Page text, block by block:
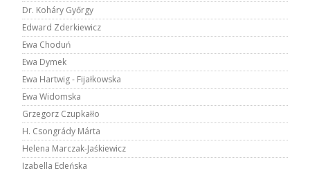
Dr. Koháry Győrgy
Edward Zderkiewicz
Ewa Choduń
Ewa Dymek
Ewa Hartwig - Fijałkowska
Ewa Widomska
Grzegorz Czupkałło
H. Csongrády Márta
Helena Marczak-Jaśkiewicz
Izabella Edeńska